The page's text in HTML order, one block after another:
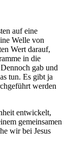
auf eine
Welle von
Wert darauf,
in die
gab und
tun. Es gibt ja
werden
entwickelt,
gemeinsamen
wir bei Jesus